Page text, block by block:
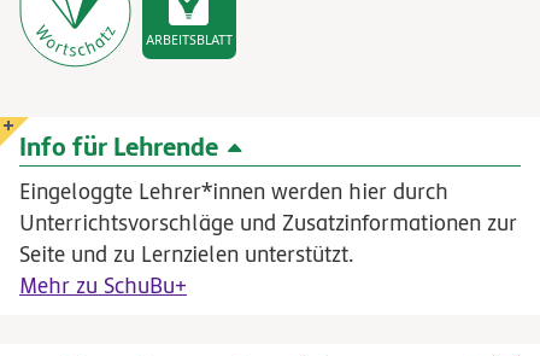
ARBEITSBLATT
Info für Lehrende
Eingeloggte Lehrer*innen werden hier durch
Unterrichtsvorschläge und Zusatzinformationen zur
Seite und zu Lernzielen unterstützt.
Mehr zu SchuBu+